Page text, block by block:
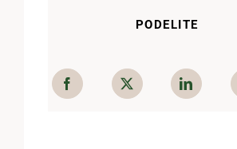
PODELITE